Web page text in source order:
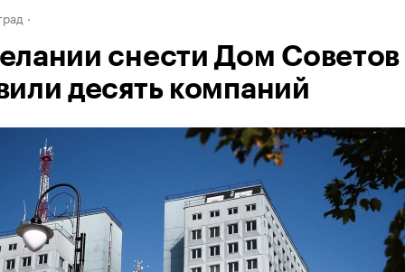
снести Дом Советов
десять компаний